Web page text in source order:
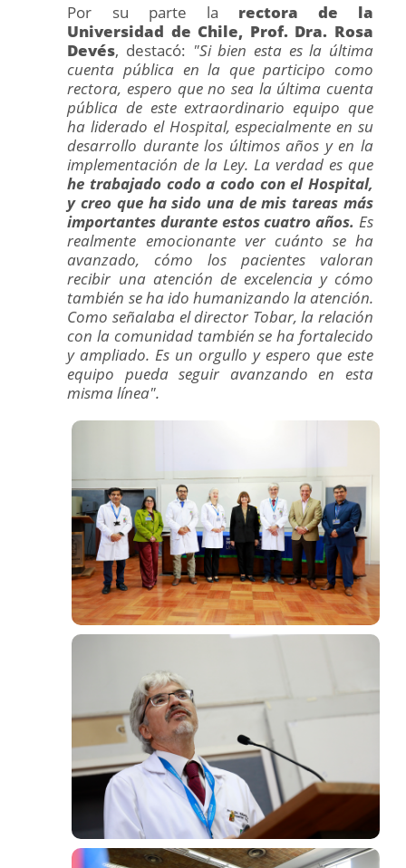
Por su parte la rectora de la
Universidad de Chile, Prof. Dra. Rosa
Devés, destacó: "Si bien esta es la última
cuenta pública en la que participo como
rectora, espero que no sea la última cuenta
pública de este extraordinario equipo que
ha liderado el Hospital, especialmente en su
desarrollo durante los últimos años y en la
implementación de la Ley. La verdad es que
he trabajado codo a codo con el Hospital,
y creo que ha sido una de mis tareas más
importantes durante estos cuatro años. Es
realmente emocionante ver cuánto se ha
avanzado, cómo los pacientes valoran
recibir una atención de excelencia y cómo
también se ha ido humanizando la atención.
Como señalaba el director Tobar, la relación
con la comunidad también se ha fortalecido
y ampliado. Es un orgullo y espero que este
equipo pueda seguir avanzando en esta
misma línea".